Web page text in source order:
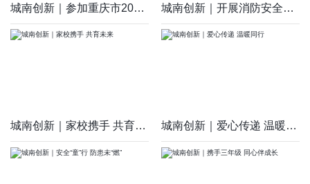
城南创新｜参加重庆市2025年中小学生体质健康抽查 城南创新｜开展消防安全培训 织密校园安全防护网
城南创新｜家校携手 共育未来 城南创新｜爱心传递 温暖同行